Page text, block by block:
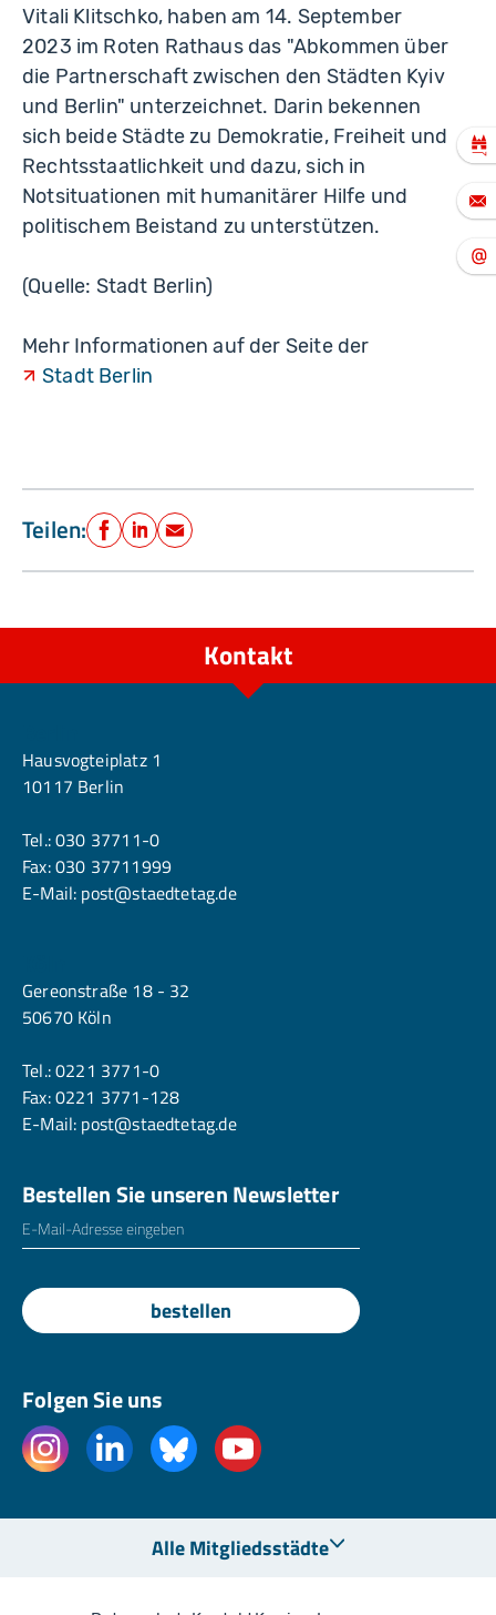
Vitali Klitschko, haben am 14. September
2023 im Roten Rathaus das "Abkommen über
die Partnerschaft zwischen den Städten Kyiv
und Berlin" unterzeichnet. Darin bekennen
sich beide Städte zu Demokratie, Freiheit und
Rechtsstaatlichkeit und dazu, sich in
Notsituationen mit humanitärer Hilfe und
politischem Beistand zu unterstützen.
(Quelle: Stadt Berlin)
Mehr Informationen auf der Seite der
Stadt Berlin
Teilen: Facebook
LinkedIn
E-Mail
Kontakt
Hausvogteiplatz 1
10117 Berlin
Tel.:030 37711-0
Fax: 030 37711999
E-Mail: post@staedtetag.de
Gereonstraße 18 - 32
50670 Köln
Tel.:0221 3771-0
Fax: 0221 3771-128
E-Mail: post@staedtetag.de
Bestellen Sie unseren Newsletter
E-Mailadresse
bestellen
Folgen Sie uns
Alle Mitgliedsstädte